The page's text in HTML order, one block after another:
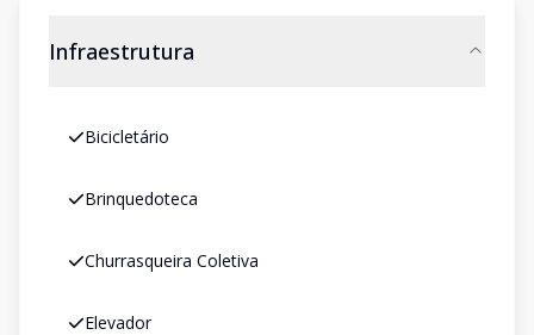
Infraestrutura
Bicicletário
Brinquedoteca
Churrasqueira Coletiva
Elevador